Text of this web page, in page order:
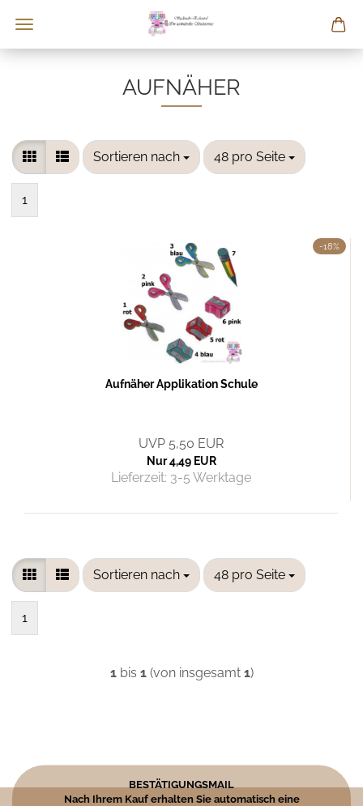
AUFNÄHER
Sortieren nach
Sortieren nach 48 pro Seite
pro Seite
1
-18%
Aufnäher Applikation Schule
UVP 5,50 EUR
Nur 4,49 EUR
Lieferzeit: 3-5 Werktage
Sortieren nach
Sortieren nach 48 pro Seite
pro Seite
1
1bis 1(von insgesamt 1)
BESTÄTIGUNGSMAIL
Nach Ihrem Kauf erhalten Sie automatisch eine